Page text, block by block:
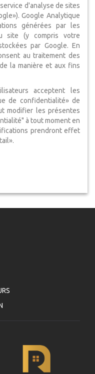
d'analyse de sites
Google Analytique
générées par les
site (y compris votre
par Google. En
au traitement des
la manière et aux fins
acceptent les
de confidentialité» de
modifier les présentes
à tout moment en
prendront effet